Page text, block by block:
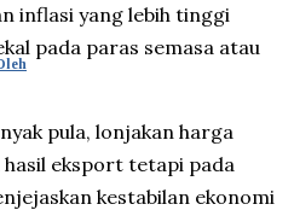
inflasi yang lebih tinggi
pada paras semasa atau
pula, lonjakan harga
eksport tetapi pada
kestabilan ekonomi